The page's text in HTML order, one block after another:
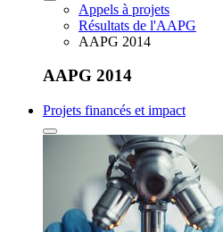
Appels à projets
Résultats de l'AAPG
AAPG 2014
AAPG 2014
Projets financés et impact